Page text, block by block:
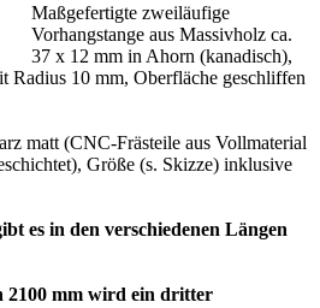
Maßgefertigte zweiläufige
Vorhangstange aus Massivholz ca.
37 x 12 mm in Ahorn (kanadisch),
Radius 10 mm, Oberfläche geschliffen
matt (CNC-Frästeile aus Vollmaterial
Größe (s. Skizze) inklusive
es in den verschiedenen Längen
2100 mm wird ein dritter